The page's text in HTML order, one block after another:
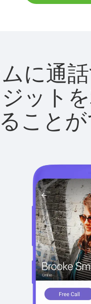
に通
ット
ることが